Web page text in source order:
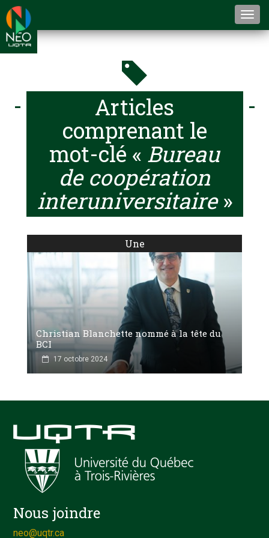
Articles
comprenant le
mot-clé « Bureau
de coopération
interuniversitaire»
Une
Christian Blanchette nommé à la tête du
BCI
17 octobre 2024
Nous joindre
neo@uqtr.ca